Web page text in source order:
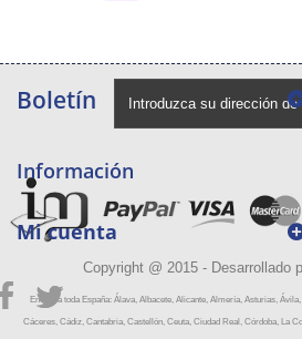
Boletín
Información
Mi cuenta
Copyright @ 2015 - Desarrollado
Envíos a toda España: Álava, Albacete, Alicante, Almería, Asturias,
Cáceres, Cádiz, Cantabria, Castellón, Ceuta, Ciudad Real, Córdoba, La